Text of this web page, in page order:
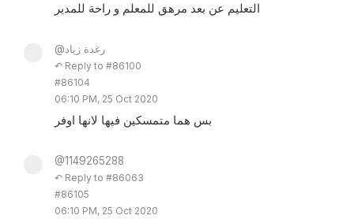
التعليم عن بعد مرهق للمعلم و راحة للمدير
@رغدة زياد
↶ Reply to #86100
#86104
06:10 PM, 25 Oct 2020
بس هما متمسكين فيها لانها اوفر
@1149265288
↶ Reply to #86063
#86105
06:10 PM, 25 Oct 2020